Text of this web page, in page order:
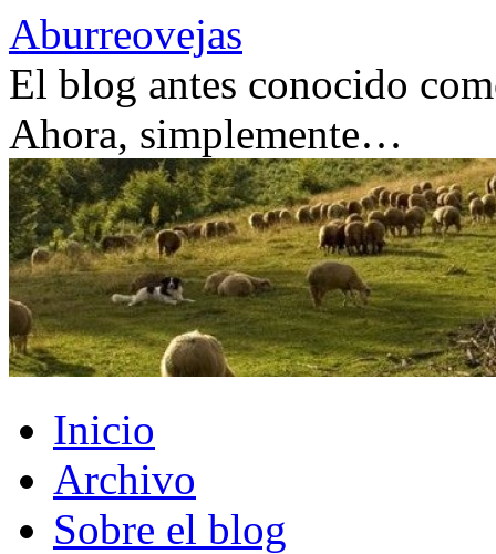
Saltar
al
contenido
Aburreovejas
El blog antes conocido
Ahora, simplemente…
Inicio
Archivo
Sobre el blog